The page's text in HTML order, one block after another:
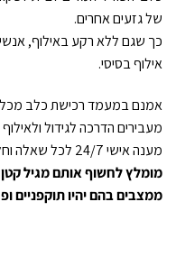
של גזעים אחרים.
כך שגם ללא רקע באילוף,
אילוף בסיסי.
אמנם במעמד רכישת כלב מכל
מעבירים הדרכה לגידול
מענה אישי 24/7 לכל שאלה וחלילה בעיה.
מומלץ לחשוף אותם מגיל
ממצבים בהם יהיו תוקפניים